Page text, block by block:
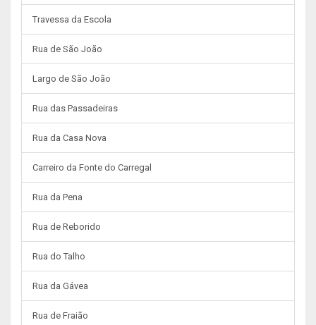
Travessa da Escola
Rua de São João
Largo de São João
Rua das Passadeiras
Rua da Casa Nova
Carreiro da Fonte do Carregal
Rua da Pena
Rua de Reborido
Rua do Talho
Rua da Gávea
Rua de Fraião